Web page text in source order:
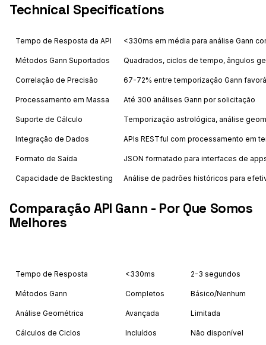
Technical Specifications
Tempo de Resposta da API <330ms em média para análise Gann
Métodos Gann Suportados Quadrados, ciclos de tempo, ângulos
Correlação de Precisão 67-72% entre temporização Gann
Processamento em Massa Até 300 análises Gann por solicitação
Suporte de Cálculo Temporização astrológica, análise
Integração de Dados APIs RESTful com processamento em
Formato de Saída JSON formatado para interfaces de
Capacidade de Backtesting Análise de padrões históricos para
Comparação API Gann - Por Que Somos
Melhores
Tempo de Resposta <330ms 2-3 segundos
Métodos Gann Completos Básico/Nenhum
Análise Geométrica Avançada Limitada
Cálculos de Ciclos Incluídos Não disponível